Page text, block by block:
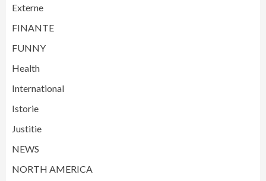
Externe
FINANTE
FUNNY
Health
International
Istorie
Justitie
NEWS
NORTH AMERICA